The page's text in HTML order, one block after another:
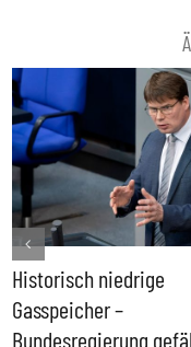
Historisch niedrige
Gasspeicher –
Bundesregierung